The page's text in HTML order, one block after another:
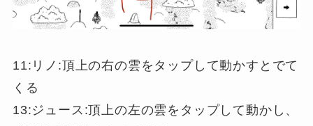
11:リノ:頂上の右の雲をタップして動かすとでて
くる
13:ジュース:頂上の左の雲をタップして動かし、